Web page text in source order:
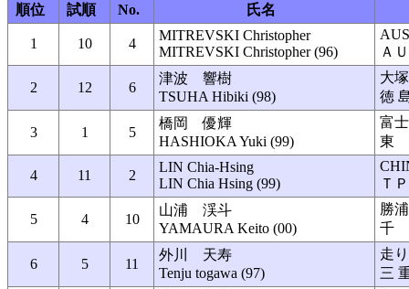
順位 試順 No. 氏名
1 10 4
MITREVSKI Christopher
MITREVSKI Christopher (96)
Ａ
2 12 6
津波 響樹
TSUHA Hibiki (98)
大
徳
3 1 5
橋岡 優輝
HASHIOKA Yuki (99)
富
東
4 11 2
LIN Chia-Hsing
LIN Chia Hsing (99)
Ｔ
5 4 10
山浦 渓斗
YAMAURA Keito (00)
勝
千
6 5 11
外川 天寿
Tenju togawa (97)
走
三